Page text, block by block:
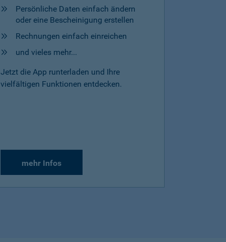
Persönliche Daten einfach ändern
oder eine Bescheinigung erstellen
Rechnungen einfach einreichen
und vieles mehr...
Jetzt die App runterladen und Ihre
vielfältigen Funktionen entdecken.
mehr Infos